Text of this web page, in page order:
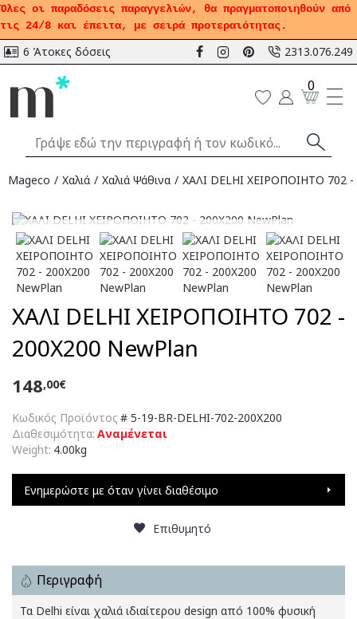
Όλες οι παραδόσεις παραγγελιών, θα πραγματοποιηθούν από
τις 24/8 και έπειτα, με σειρά προτεραιότητας.
6 Άτοκες δόσεις 2313.076.249
0
Mageco Χαλιά Χαλιά Ψάθινα ΧΑΛΙ DELHI ΧΕΙΡΟΠΟΙΗΤΟ 702 -
Αναμένεται
ΧΑΛΙ DELHI ΧΕΙΡΟΠΟΙΗΤΟ 702 -
200X200 NewPlan
Κωδικός Προϊόντος # 5-19-BR-DELHI-702-200X200
Διαθεσιμότητα: Αναμένεται
Weight: 4.00kg
148,00€
Ενημερώστε με όταν γίνει διαθέσιμο
Επιθυμητό
Περιγραφή
Τα Delhi είναι χαλιά ιδιαίτερου design από 100% φυσική